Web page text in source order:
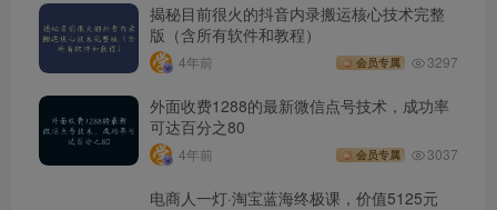
揭秘目前很火的抖音内录搬运核心技术完整
版（含所有软件和教程）
4年前 会员专属 3297
外面收费1288的最新微信点号技术，成功率
可达百分之80
4年前 会员专属 3037
电商人一灯·淘宝蓝海终极课，价值5125元